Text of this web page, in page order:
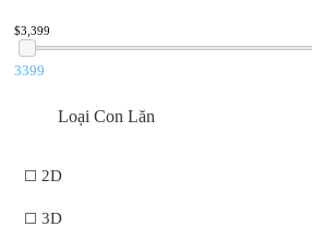
$3,399
3399
Loại Con Lăn
2D
3D